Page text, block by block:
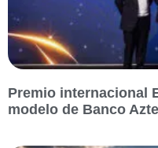
Premio internacional
modelo de Banco